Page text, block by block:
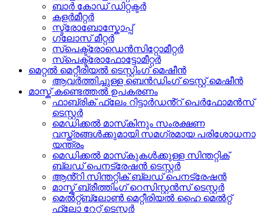
ബാർ കോഡ് ഡിറ്റക്ടർ
കളർമീറ്റർ
സ്ട്രോബോസ്കോപ്പ്
ഗ്ലോസ് മീറ്റർ
സ്പെക്ട്രോഡെൻസിറ്റോമീറ്റർ
സ്പെക്ട്രോഫോട്ടോമീറ്റർ
മെറ്റൽ മെറ്റീരിയൽ ടെസ്റ്റിംഗ് മെഷീൻ
ആവർത്തിച്ചുള്ള ബെൻഡിംഗ് ടെസ്റ്റ് മെഷീൻ
മാസ്ക് കണ്ടെത്തൽ ഉപകരണം
ഫാബ്രിക് ഫ്ലേം റിട്ടാർഡൻ്റ് പെർഫോമൻസ്
ടെസ്റ്റർ
മെഡിക്കൽ മാസ്‌കിനും സംരക്ഷണ
വസ്ത്രങ്ങൾക്കുമായി സമഗ്രമായ പരിശോധനാ
യന്ത്രം
മെഡിക്കൽ മാസ്‌കുകൾക്കുള്ള സിന്തറ്റിക്
ബ്ലഡ് പെനട്രേഷൻ ടെസ്റ്റർ
ആൻ്റി സിന്തറ്റിക് ബ്ലഡ് പെനട്രേഷൻ
മാസ്ക് ബ്രീത്തിംഗ് റെസിസ്റ്റൻസ് ടെസ്റ്റർ
മെൽറ്റ്ബ്ലോൺ മെറ്റീരിയൽ ഹൈ മെൽറ്റ്
ഫ്ലോ റേറ്റ് ടെസ്റ്റർ